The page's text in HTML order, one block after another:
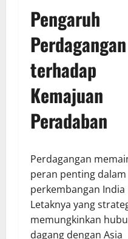
Pengaruh
Perdagangan
terhadap
Kemajuan
Peradaban
Perdagangan
peran penting dalam
perkembangan India
Letaknya yang
memungkinkan
dagang dengan Asia